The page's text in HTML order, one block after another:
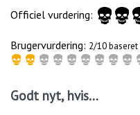
Officiel vurdering:
Brugervurdering: 2/10
Godt nyt, hvis…